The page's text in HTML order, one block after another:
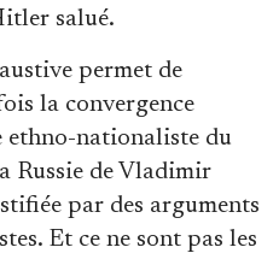
salué.
permet de
la convergence
ethno-nationaliste du
Russie de Vladimir
par des arguments
Et ce ne sont pas les